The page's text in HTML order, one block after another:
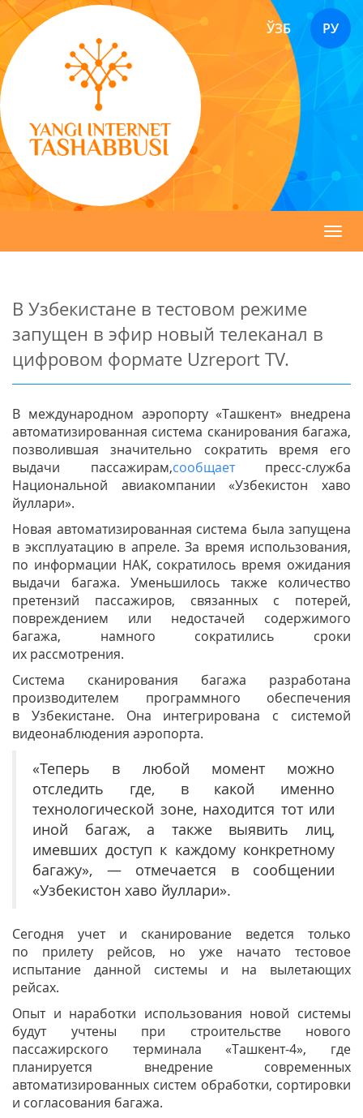
ЎЗБ РУ
В Узбекистане в тестовом режиме
запущен в эфир новый телеканал в
цифровом формате Uzreport TV.
В международном аэропорту «Ташкент» внедрена
автоматизированная система сканирования багажа,
позволившая значительно сократить время его
выдачи пассажирам,сообщаетпресс-служба
Национальной авиакомпании «Узбекистон хаво
йуллари».
Новая автоматизированная система была запущена
в эксплуатацию в апреле. За время использования,
по информации НАК, сократилось время ожидания
выдачи багажа. Уменьшилось также количество
претензий пассажиров, связанных с потерей,
повреждением или недостачей содержимого
багажа, намного сократились сроки
их рассмотрения.
Система сканирования багажа разработана
производителем программного обеспечения
в Узбекистане. Она интегрирована с системой
видеонаблюдения аэропорта.
«Теперь в любой момент можно
отследить где, в какой именно
технологической зоне, находится тот или
иной багаж, а также выявить лиц,
имевших доступ к каждому конкретному
багажу», — отмечается в сообщении
«Узбекистон хаво йуллари».
Сегодня учет и сканирование ведется только
по прилету рейсов, но уже начато тестовое
испытание данной системы и на вылетающих
рейсах.
Опыт и наработки использования новой системы
будут учтены при строительстве нового
пассажирского терминала «Ташкент-4», где
планируется внедрение современных
автоматизированных систем обработки, сортировки
и согласования багажа.